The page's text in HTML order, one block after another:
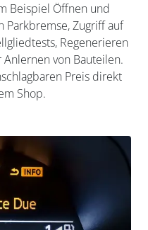
Beispiel Öffnen und
Parkbremse, Zugriff auf
Regenerieren
von Bauteilen.
Preis direkt
Shop.